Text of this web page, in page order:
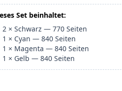
Set beinhaltet:
2 ×Schwarz —770 Seiten
1 × Cyan —840 Seiten
1 × Magenta —840 Seiten
1 × Gelb —840 Seiten